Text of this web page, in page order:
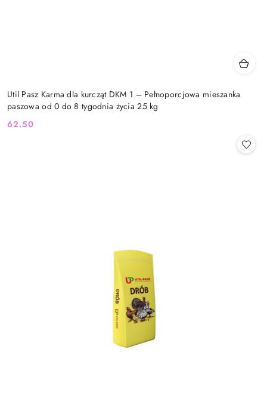
Util Pasz Karma dla kurcząt DKM 1 – Pełnoporcjowa mieszanka
paszowa od 0 do 8 tygodnia życia 25 kg
Cena:
62.50